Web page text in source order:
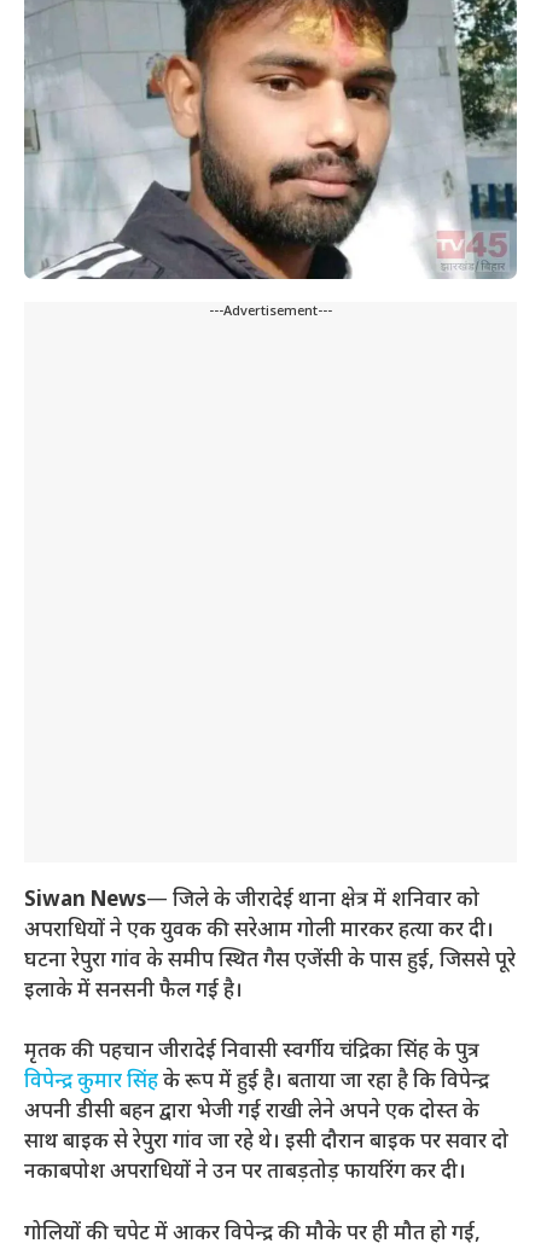
---Advertisement---
Siwan News— जिले के जीरादेई थाना क्षेत्र में शनिवार को
अपराधियों ने एक युवक की सरेआम गोली मारकर हत्या कर दी।
घटना रेपुरा गांव के समीप स्थित गैस एजेंसी के पास हुई, जिससे पूरे
इलाके में सनसनी फैल गई है।
मृतक की पहचान जीरादेई निवासी स्वर्गीय चंद्रिका सिंह के पुत्र
विपेन्द्र कुमार सिंहके रूप में हुई है। बताया जा रहा है कि विपेन्द्र
अपनी डीसी बहन द्वारा भेजी गई राखी लेने अपने एक दोस्त के
साथ बाइक से रेपुरा गांव जा रहे थे। इसी दौरान बाइक पर सवार दो
नकाबपोश अपराधियों ने उन पर ताबड़तोड़ फायरिंग कर दी।
गोलियों की चपेट में आकर विपेन्द्र की मौके पर ही मौत हो गई,